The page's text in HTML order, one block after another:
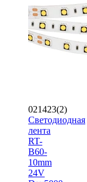
021423(2)
Светодиодная
лента
RT-
B60-
10mm
24V